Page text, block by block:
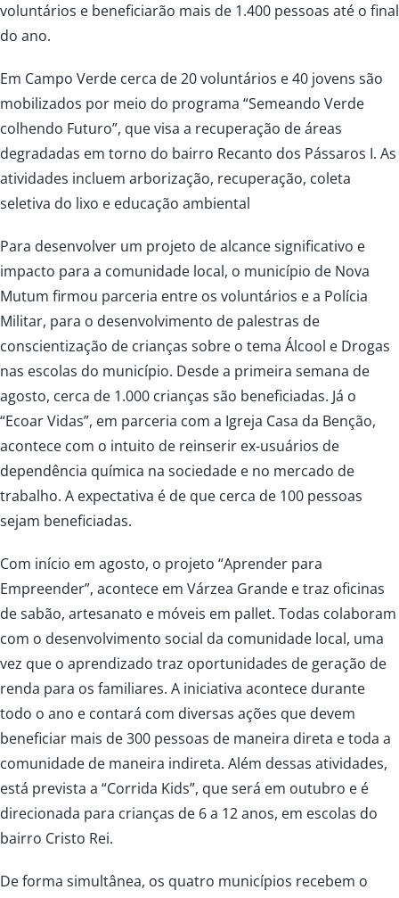
voluntários e beneficiarão mais de 1.400 pessoas até o final
do ano.
Em Campo Verde cerca de 20 voluntários e 40 jovens são
mobilizados por meio do programa “Semeando Verde
colhendo Futuro”, que visa a recuperação de áreas
degradadas em torno do bairro Recanto dos Pássaros I. As
atividades incluem arborização, recuperação, coleta
seletiva do lixo e educação ambiental
Para desenvolver um projeto de alcance significativo e
impacto para a comunidade local, o município de Nova
Mutum firmou parceria entre os voluntários e a Polícia
Militar, para o desenvolvimento de palestras de
conscientização de crianças sobre o tema Álcool e Drogas
nas escolas do município. Desde a primeira semana de
agosto, cerca de 1.000 crianças são beneficiadas. Já o
“Ecoar Vidas”, em parceria com a Igreja Casa da Benção,
acontece com o intuito de reinserir ex-usuários de
dependência química na sociedade e no mercado de
trabalho. A expectativa é de que cerca de 100 pessoas
sejam beneficiadas.
Com início em agosto, o projeto “Aprender para
Empreender”, acontece em Várzea Grande e traz oficinas
de sabão, artesanato e móveis em pallet. Todas colaboram
com o desenvolvimento social da comunidade local, uma
vez que o aprendizado traz oportunidades de geração de
renda para os familiares. A iniciativa acontece durante
todo o ano e contará com diversas ações que devem
beneficiar mais de 300 pessoas de maneira direta e toda a
comunidade de maneira indireta. Além dessas atividades,
está prevista a “Corrida Kids”, que será em outubro e é
direcionada para crianças de 6 a 12 anos, em escolas do
bairro Cristo Rei.
De forma simultânea, os quatro municípios recebem o